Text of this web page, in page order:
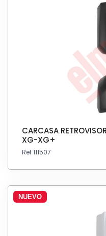
CARCASA
XG-XG+
Ref 111507
NUEVO